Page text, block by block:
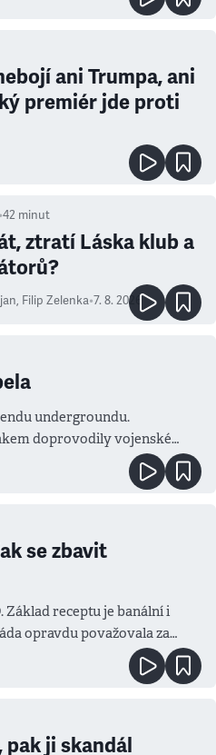
ani Trumpa, ani
premiér jde proti
•42 minut
ztratí Láska klub a
, Filip Zelenka•7. 8. 2026
undergroundu.
doprovodily vojenské
se zbavit
Základ receptu je banální i
opravdu považovala za
ji skandál